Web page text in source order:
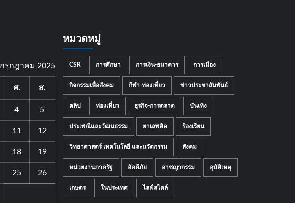
กรกฎาคม 2025
ศ. ส.
4 5
11 12
18 19
25 26
หมวดหมู่
CSR การศึกษา การเงิน-ธนาคาร การเมือง
กิจกรรมเพื่อสังคม กีฬา-ท่องเที่ยว ข่าวประชาสัมพันธ์
คลิป ท่องเที่ยว ธุรกิจ-การตลาด บันเทิง
ประเพณีและวัฒนธรรม ยาเสพติด ร้องเรียน
วิทยาศาสตร์ เทคโนโลยี และนวัตกรรม สังคม
หน่วยงานภาครัฐ อัคคีภัย อาชญากรรม อุบัติเหตุ
เกษตร ในประเทศ ไลฟ์สไตล์